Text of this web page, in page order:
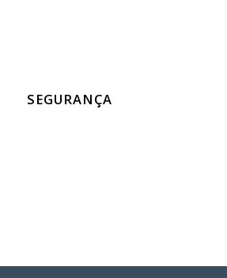
SEGURANÇA